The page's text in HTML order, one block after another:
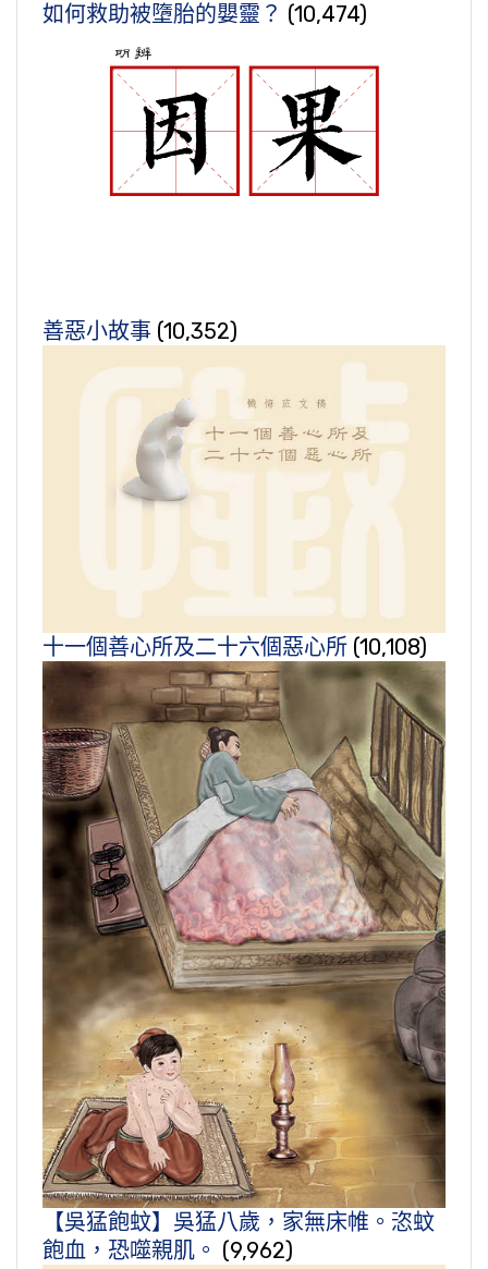
如何救助被墮胎的嬰靈？ (10,474)
善惡小故事 (10,352)
十一個善心所及二十六個惡心所 (10,108)
【吳猛飽蚊】吳猛八歲，家無床帷。恣蚊
飽血，恐噬親肌。 (9,962)